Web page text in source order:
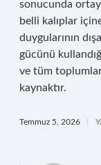
sonucunda
belli kalıplar
duygularının
gücünü
ve tüm
kaynaktır.
Temmuz 5, 2026